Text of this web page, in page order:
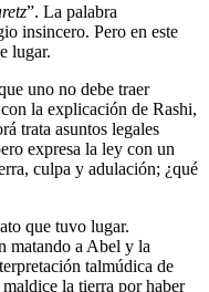
”. La palabra
insincero. Pero en este
lugar.
uno no debe traer
la explicación de Rashi,
trata asuntos legales
expresa la ley con un
culpa y adulación; ¿qué
que tuvo lugar.
matando a Abel y la
talmúdica de
la tierra por haber